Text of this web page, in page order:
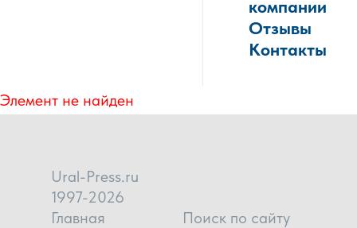
компании
Отзывы
Контакты
Элемент не найден
Ural-Press.ru
1997-2026
Главная
Поиск по сайту